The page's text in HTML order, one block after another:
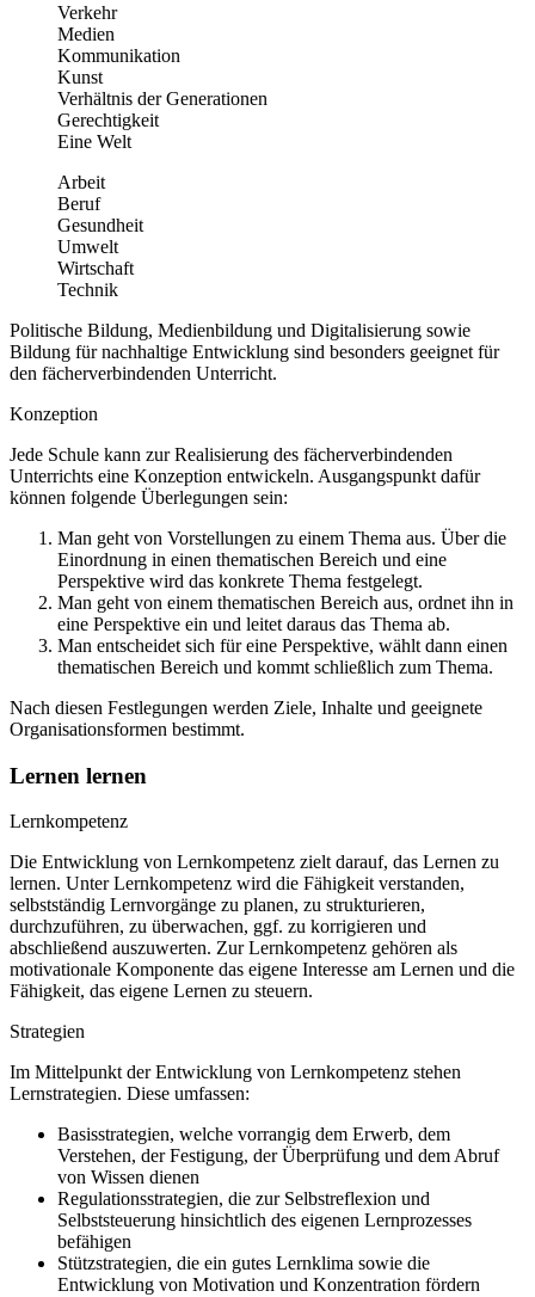
Verkehr
Medien
Kommunikation
Kunst
Verhältnis der Generationen
Gerechtigkeit
Eine Welt
Arbeit
Beruf
Gesundheit
Umwelt
Wirtschaft
Technik
Politische Bildung, Medienbildung und Digitalisierung sowie
Bildung für nachhaltige Entwicklung sind besonders geeignet für
den fächerverbindenden Unterricht.
Konzeption
Jede Schule kann zur Realisierung des fächerverbindenden
Unterrichts eine Konzeption entwickeln. Ausgangspunkt dafür
können folgende Überlegungen sein:
Man geht von Vorstellungen zu einem Thema aus. Über die
Einordnung in einen thematischen Bereich und eine
Perspektive wird das konkrete Thema festgelegt.
Man geht von einem thematischen Bereich aus, ordnet ihn in
eine Perspektive ein und leitet daraus das Thema ab.
Man entscheidet sich für eine Perspektive, wählt dann einen
thematischen Bereich und kommt schließlich zum Thema.
Nach diesen Festlegungen werden Ziele, Inhalte und geeignete
Organisationsformen bestimmt.
Lernen lernen
Lernkompetenz
Die Entwicklung von Lernkompetenz zielt darauf, das Lernen zu
lernen. Unter Lernkompetenz wird die Fähigkeit verstanden,
selbstständig Lernvorgänge zu planen, zu strukturieren,
durchzuführen, zu überwachen, ggf. zu korrigieren und
abschließend auszuwerten. Zur Lernkompetenz gehören als
motivationale Komponente das eigene Interesse am Lernen und die
Fähigkeit, das eigene Lernen zu steuern.
Strategien
Im Mittelpunkt der Entwicklung von Lernkompetenz stehen
Lernstrategien. Diese umfassen:
Basisstrategien, welche vorrangig dem Erwerb, dem
Verstehen, der Festigung, der Überprüfung und dem Abruf
von Wissen dienen
Regulationsstrategien, die zur Selbstreflexion und
Selbststeuerung hinsichtlich des eigenen Lernprozesses
befähigen
Stützstrategien, die ein gutes Lernklima sowie die
Entwicklung von Motivation und Konzentration fördern